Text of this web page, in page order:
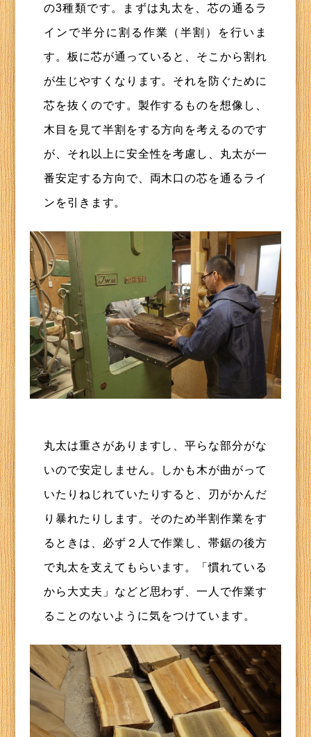
の3種類です。まずは丸太を、芯の通るラ
インで半分に割る作業（半割）を行いま
す。板に芯が通っていると、そこから割れ
が生じやすくなります。それを防ぐために
芯を抜くのです。製作するものを想像し、
木目を見て半割をする方向を考えるのです
が、それ以上に安全性を考慮し、丸太が一
番安定する方向で、両木口の芯を通るライ
ンを引きます。
丸太は重さがありますし、平らな部分がな
いので安定しません。しかも木が曲がって
いたりねじれていたりすると、刃がかんだ
り暴れたりします。そのため半割作業をす
るときは、必ず２人で作業し、帯鋸の後方
で丸太を支えてもらいます。「慣れている
から大丈夫」などど思わず、一人で作業す
ることのないように気をつけています。